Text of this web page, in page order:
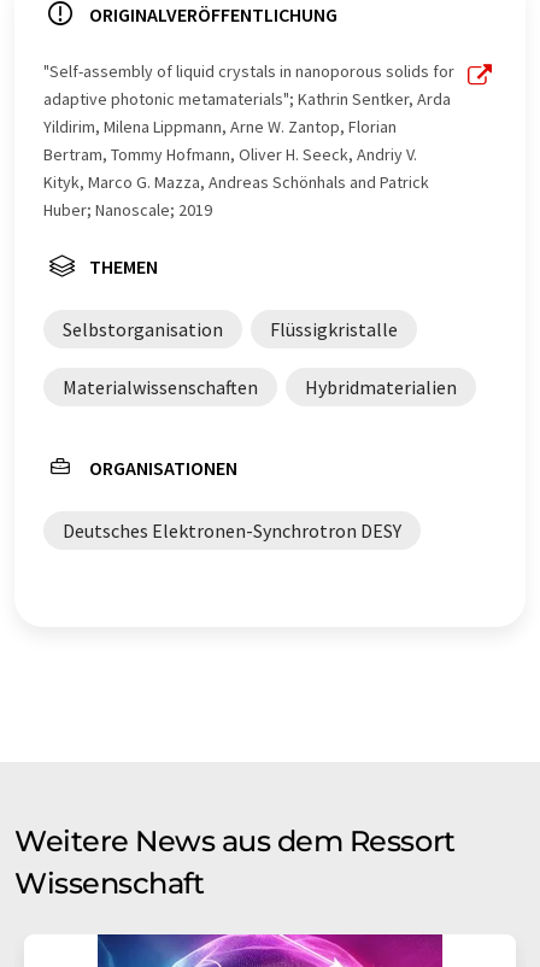
ORIGINALVERÖFFENTLICHUNG
"Self-assembly of liquid crystals in nanoporous solids for
adaptive photonic metamaterials"; Kathrin Sentker, Arda
Yildirim, Milena Lippmann, Arne W. Zantop, Florian
Bertram, Tommy Hofmann, Oliver H. Seeck, Andriy V.
Kityk, Marco G. Mazza, Andreas Schönhals and Patrick
Huber; Nanoscale; 2019
THEMEN
Selbstorganisation Flüssigkristalle
Materialwissenschaften Hybridmaterialien
ORGANISATIONEN
Deutsches Elektronen-Synchrotron DESY
Weitere News aus dem Ressort
Wissenschaft